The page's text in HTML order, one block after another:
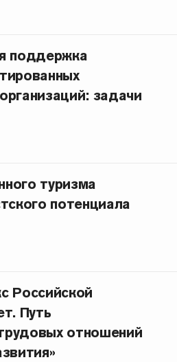
поддержка
задачи
туризма
потенциала
Российской
Путь
отношений